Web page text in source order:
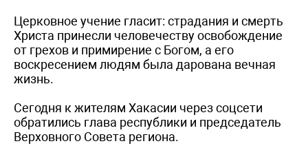
Церковное учение гласит: страдания и смерть
Христа принесли человечеству освобождение
от грехов и примирение с Богом, а его
воскресением людям была дарована вечная
жизнь.
Сегодня к жителям Хакасии через соцсети
обратились глава республики и председатель
Верховного Совета региона.